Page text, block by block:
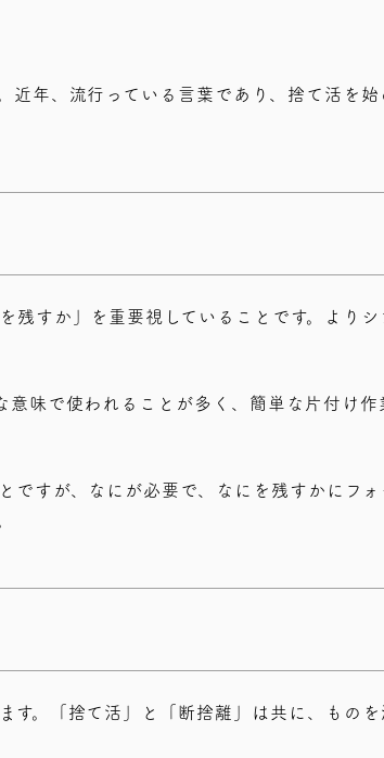
近年、流行っている言葉であり、捨て活を
残すか」を重要視していることです。より
意味で使われることが多く、簡単な片付け
ですが、なにが必要で、なにを残すかにフ
す。「捨て活」と「断捨離」は共に、もの